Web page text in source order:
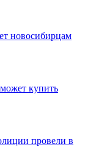
новосибирцам
купить
провели в